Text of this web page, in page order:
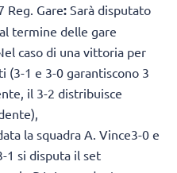
Reg. Gare: Sarà disputato
termine delle gare
caso di una vittoria per
(3-1 e 3-0 garantiscono 3
il 3-2 distribuisce
la squadra A. Vince3-0 e
1 si disputa il set